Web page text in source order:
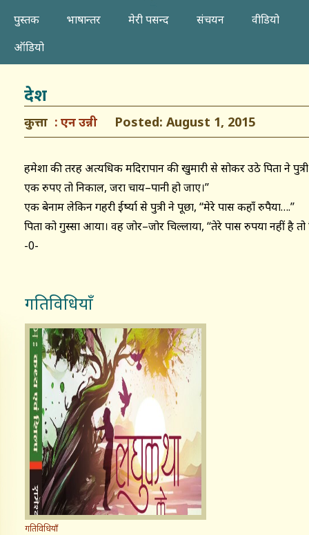
पुस्तक
भाषान्तर मेरी पसन्द संचयन
वीडियो
ऑडियो
देश
कुत्ता एन उन्नी Posted: August 1, 2015
हमेशा की तरह अत्यधिक मदिरापान की खुमारी से सोकर उठे पिता ने
एक रुपए तो निकाल, जरा चाय–पानी हो जाए।’’
एक बेनाम लेकिन गहरी ईर्ष्या से पुत्री ने पूछा, ‘‘मेरे पास कहाँ रुपैया….’’
पिता को गुस्सा आया। वह जोर–जोर चिल्लाया, ‘‘तेरे पास रुपया नहीं है तो
-0-
गतिविधियाँ
गतिविधियाँ